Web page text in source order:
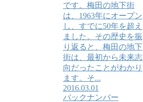
です。梅田の地下街
は、1963年にオープン
し、すでに50年を超え
ました。その歴史を振
り返ると、梅田の地下
街は、最初から未来志
向だったことがわかり
ます。そ...
2016.03.01
バックナンバー